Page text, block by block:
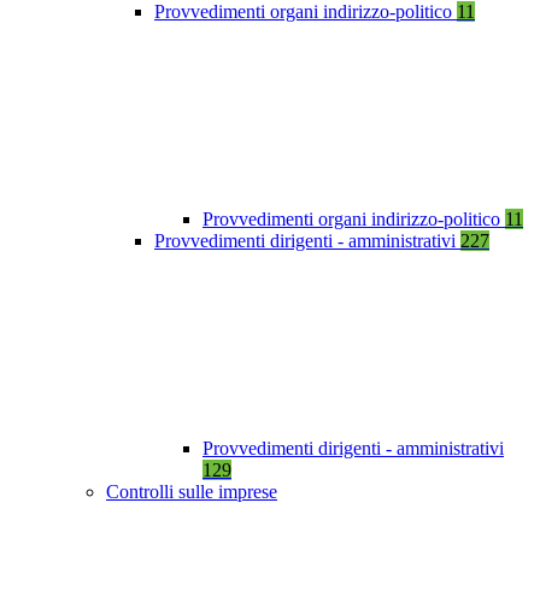
Provvedimenti organi indirizzo-politico 11
Provvedimenti organi indirizzo-politico 11
Provvedimenti dirigenti - amministrativi 227
Provvedimenti dirigenti - amministrativi
129
Controlli sulle imprese